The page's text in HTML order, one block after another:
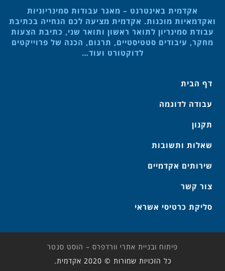
אקדמית באינטרנט – מאגר עבודות סמינריוניות
ואקדמאיות מוכנות. אקדמית מציעה לכם הנחייה בכתיבת
עבודת סמינריון לתואר ראשון ותואר שני, כתיבת הצעות
מחקר, עיבודים סטטיסטיים, תרגום, הכנה של פרוייקטים
לדוקטורט ועוד…
דף הבית
עבודה לדוגמה
תקנון
שאלות ותשובות
שירותים אקדמיים
צור קשר
סליקת כרטיסי אשראי
פיתוח ובניית אתרי וורדפרס – הוסט סנטר
כל הזכויות שמורות © 2020 אקדמית.